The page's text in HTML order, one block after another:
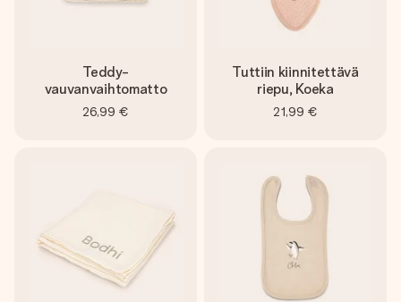
Teddy-
vauvanvaihtomatto
26,99 €
Tuttiin kiinnitettävä
riepu, Koeka
21,99 €